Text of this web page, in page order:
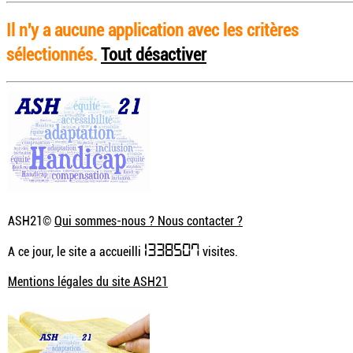
Il n'y a aucune application avec les critères
sélectionnés.Tout désactiver
ASH21©Qui sommes-nous ? Nous contacter ?
A ce jour, le site a accueilli 1338507visites.
Mentions légales du site ASH21